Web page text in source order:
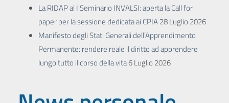
La RIDAP al I Seminario INVALSI: aperta la Call for
paper per la sessione dedicata ai CPIA28 Luglio 2026
Manifesto degli Stati Generali dell’Apprendimento
Permanente: rendere reale il diritto ad apprendere
lungo tutto il corso della vita6 Luglio 2026